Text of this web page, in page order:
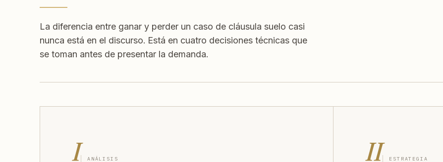
La diferencia entre ganar y perder un caso de cláusula suelo casi
nunca está en el discurso. Está en cuatro decisiones técnicas que
se toman antes de presentar la demanda.
I ANÁLISIS II ESTRATEGIA